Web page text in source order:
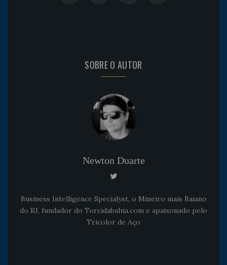
SOBRE O AUTOR
Newton Duarte
Business Intelligence Specialyst, o Mineiro mais Baiano
do RJ, fundador do Torcidabahia.com e apaixonado pelo
Tricolor de Aço